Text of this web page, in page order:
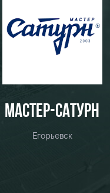
Аренда
Аренда
МАСТЕР-САТУРН
Егорьевск